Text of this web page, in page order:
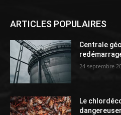
ARTICLES POPULAIRES
Centrale
24 septembre
Le